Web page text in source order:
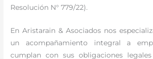
Resolución N° 779/22).
En Aristarain & Asociados nos
un acompañamiento integral a
cumplan con sus obligaciones